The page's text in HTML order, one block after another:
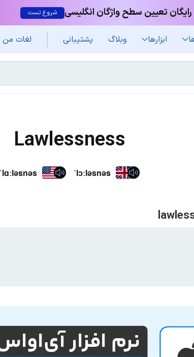
تعیین سطح واژگان انگلیسی شروع تست
ابزارها وبلاگ پشتیبانی لغات من
Lawlessness
ˈlɑːləsnəs ˈlɔːləsnəs